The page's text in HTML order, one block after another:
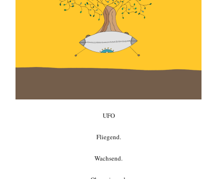
UFO
Fliegend.
Wachsend.